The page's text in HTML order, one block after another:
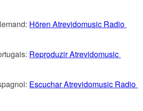
Hören Atrevidomusic Radio
Reproduzir Atrevidomusic
Escuchar Atrevidomusic Radio